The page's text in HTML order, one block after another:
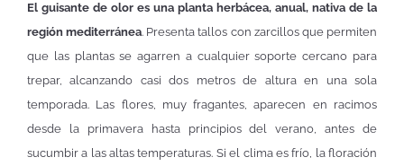
El guisante de olor es una planta herbácea, anual, nativa de la
región mediterránea. Presenta tallos con zarcillos que permiten
que las plantas se agarren a cualquier soporte cercano para
trepar, alcanzando casi dos metros de altura en una sola
temporada. Las flores, muy fragantes, aparecen en racimos
desde la primavera hasta principios del verano, antes de
sucumbir a las altas temperaturas. Si el clima es frío, la floración